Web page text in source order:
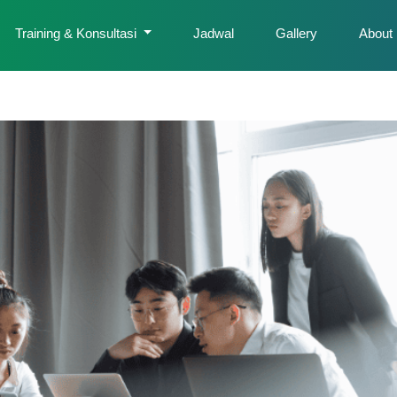
Training & Konsultasi Jadwal Gallery About